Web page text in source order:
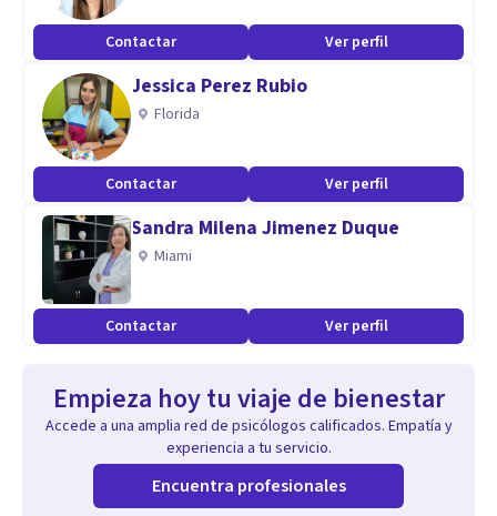
Contactar Ver perfil
Jessica Perez Rubio
Florida
Contactar Ver perfil
Sandra Milena Jimenez Duque
Miami
Contactar Ver perfil
Empieza hoy tu viaje de bienestar
Accede a una amplia red de psicólogos calificados. Empatía y
experiencia a tu servicio.
Encuentra profesionales